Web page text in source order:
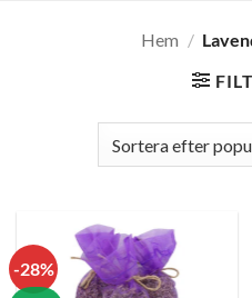
Hem /
-28%